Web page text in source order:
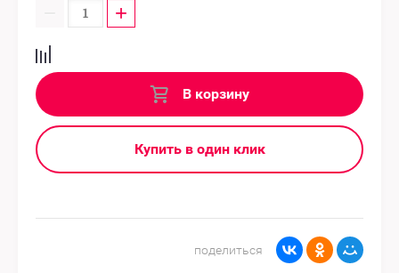
− +
В корзину
Купить в один клик
поделиться